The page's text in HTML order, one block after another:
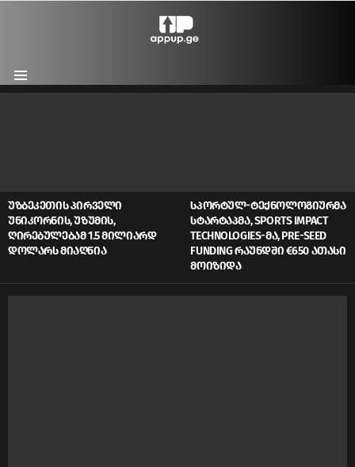
Menu
ᲣᲖᲑᲔᲙᲔᲗᲘᲡ ᲞᲘᲠᲕᲔᲚᲘ
ᲣᲜᲘᲙᲝᲠᲜᲘᲡ, ᲣᲖᲣᲛᲘᲡ,
ᲦᲘᲠᲔᲑᲣᲚᲔᲑᲐᲛ 1.5 ᲛᲘᲚᲘᲐᲠᲓ
ᲓᲝᲚᲐᲠᲡ ᲛᲘᲐᲦᲬᲘᲐ
ᲡᲞᲝᲠᲢᲣᲚ-ᲢᲔᲥᲜᲝᲚᲝᲒᲘᲣᲠᲛᲐ
ᲡᲢᲐᲠᲢᲐᲞᲛᲐ, SPORTS IMPACT
TECHNOLOGIES-ᲛᲐ, PRE-SEED
FUNDING ᲠᲐᲣᲜᲓᲨᲘ €650 ᲐᲗᲐᲡᲘ
ᲛᲝᲘᲖᲘᲓᲐ